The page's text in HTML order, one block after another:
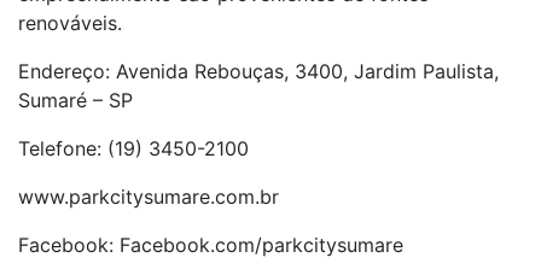
renováveis.
Endereço: Avenida Rebouças, 3400, Jardim Paulista,
Sumaré – SP
Telefone: (19) 3450-2100
www.parkcitysumare.com.br
Facebook: Facebook.com/parkcitysumare